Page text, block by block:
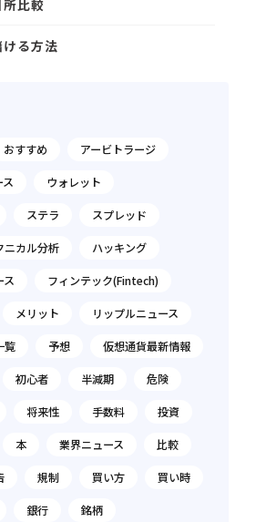
比較
る方法
おすすめ
アービトラージ
ウォレット
ステラ
スプレッド
ニカル分析
ハッキング
ス
フィンテック(Fintech)
メリット
リップルニュース
覧 予想
仮想通貨最新情報
初心者 半減期
危険
将来性 手数料
投資
本 業界ニュース
比較
規制 買い方
買い時
銀行 銘柄